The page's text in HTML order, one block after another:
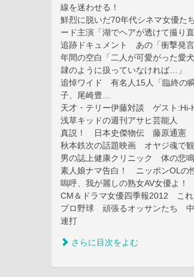
線を迷わせる！
鮮烈に脱いだ70年代シネマ女優
ード主演「湖でヘアが透けて撮り
追跡ドキュメント あの「衝撃発
年間の空白「二人が可愛がった愛
隷のように扱っていなければ…」
追悼ワイド 有名人15人「臨終の
子、尾崎豊…
天才・テリー伊藤対談 ゲスト:Hi-
浅草キッドの週刊アサヒ芸能人
真説！ 日本史傑物伝 藤原通憲
秋本鉄次の話題映画 オヤジ魂で
男の誌上健康クリニック 体の悲
素人娘ナマ告白！ ニッポンOLの
嗚呼、我が麗しの熟女AV女優よ！
CM＆ドラマ女優四季報2012 これ
プロ野球 頑張るオッサンたち 中
連打
さらに目次をよむ